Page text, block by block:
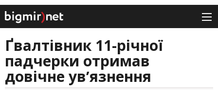
Ґвалтівник 11-річної
падчерки отримав
довічне увʼязнення